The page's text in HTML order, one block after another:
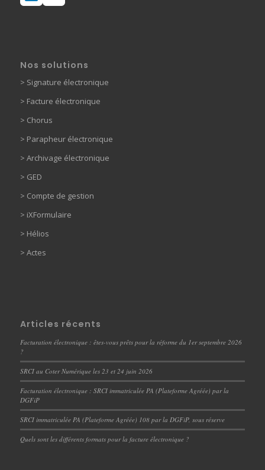
Nos solutions
> Signature électronique
> Facture électronique
> Chorus
> Parapheur électronique
> Archivage électronique
> GED
> Compte de gestion
> iXFormulaire
> Hélios
> Actes
Articles récents
Facturation électronique : êtes-vous prêts pour la réforme du 1er septembre 2026
?
SRCI au Coter Numérique les 23 et 24 juin 2026
Facturation électronique : SRCI immatriculée PA (Plateforme Agréée) par la
DGFiP
SRCI immatriculée PA (Plateforme Agréée) 108 par la DGFiP, sous réserve
Quels sont les différents formats pour la facture électronique ?